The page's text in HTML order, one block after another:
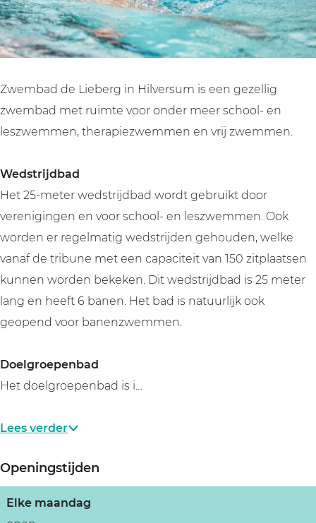
e
b
e
g
L
i
e
e
r
g
b
e
r
e
L
i
b
e
r
Zwembad de Lieberg in Hilversum is een gezellig
zwembad met ruimte voor onder meer school- en
leszwemmen, therapiezwemmen en vrij zwemmen.
Wedstrijdbad
Het 25-meter wedstrijdbad wordt gebruikt door
verenigingen en voor school- en leszwemmen. Ook
worden er regelmatig wedstrijden gehouden, welke
vanaf de tribune met een capaciteit van 150 zitplaatsen
kunnen worden bekeken. Dit wedstrijdbad is 25 meter
lang en heeft 6 banen. Het bad is natuurlijk ook
geopend voor banenzwemmen.
Doelgroepenbad
Het doelgroepenbad is i…
Lees verder
Openingstijden
Elke maandag